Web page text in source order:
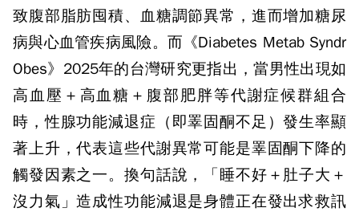
致腹部脂肪囤積、血糖調節異常，進而增加糖尿
病與心血管疾病風險。而《Diabetes Metab Syndr
Obes》 2025年的台灣研究更指出，當男性出現如
高血壓＋高血糖＋腹部肥胖等代謝症候群組合
時，性腺功能減退症（即睪固酮不足）發生率顯
著上升，代表這些代謝異常可能是睪固酮下降的
觸發因素之一。換句話說，「睡不好＋肚子大＋
沒力氣」造成性功能減退是身體正在發出求救訊